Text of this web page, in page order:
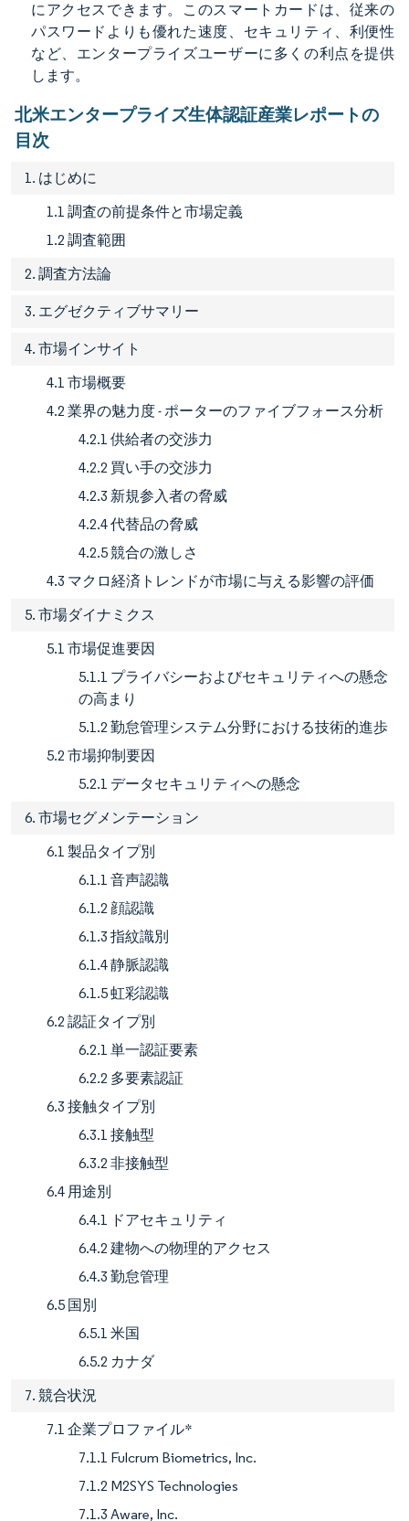
にアクセスできます。このスマートカードは、従来の
パスワードよりも優れた速度、セキュリティ、利便性
など、エンタープライズユーザーに多くの利点を提供
します。
北米エンタープライズ生体認証産業レポートの
目次
1. はじめに
1.1 調査の前提条件と市場定義
1.2 調査範囲
2. 調査方法論
3. エグゼクティブサマリー
4. 市場インサイト
4.1 市場概要
4.2 業界の魅力度 - ポーターのファイブフォース分析
4.2.1 供給者の交渉力
4.2.2 買い手の交渉力
4.2.3 新規参入者の脅威
4.2.4 代替品の脅威
4.2.5 競合の激しさ
4.3 マクロ経済トレンドが市場に与える影響の評価
5. 市場ダイナミクス
5.1 市場促進要因
5.1.1 プライバシーおよびセキュリティへの懸念
の高まり
5.1.2 勤怠管理システム分野における技術的進歩
5.2 市場抑制要因
5.2.1 データセキュリティへの懸念
6. 市場セグメンテーション
6.1 製品タイプ別
6.1.1 音声認識
6.1.2 顔認識
6.1.3 指紋識別
6.1.4 静脈認識
6.1.5 虹彩認識
6.2 認証タイプ別
6.2.1 単一認証要素
6.2.2 多要素認証
6.3 接触タイプ別
6.3.1 接触型
6.3.2 非接触型
6.4 用途別
6.4.1 ドアセキュリティ
6.4.2 建物への物理的アクセス
6.4.3 勤怠管理
6.5 国別
6.5.1 米国
6.5.2 カナダ
7. 競合状況
7.1 企業プロファイル*
7.1.1 Fulcrum Biometrics, Inc.
7.1.2 M2SYS Technologies
7.1.3 Aware, Inc.